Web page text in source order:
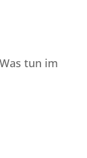
tun im